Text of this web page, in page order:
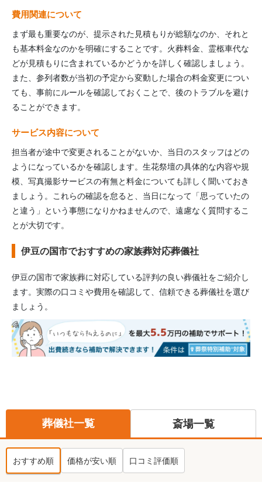
費用関連について
まず最も重要なのが、提示された見積もりが総額なのか、それと
も基本料金なのかを明確にすることです。火葬料金、霊柩車代な
どが見積もりに含まれているかどうかを詳しく確認しましょう。
また、参列者数が当初の予定から変動した場合の料金変更につい
ても、事前にルールを確認しておくことで、後のトラブルを避け
ることができます。
サービス内容について
担当者が途中で変更されることがないか、当日のスタッフはどの
ようになっているかを確認します。生花祭壇の具体的な内容や規
模、写真撮影サービスの有無と料金についても詳しく聞いておき
ましょう。これらの確認を怠ると、当日になって「思っていたの
と違う」という事態になりかねませんので、遠慮なく質問するこ
とが大切です。
伊豆の国市でおすすめの家族葬対応葬儀社
伊豆の国市で家族葬に対応している評判の良い葬儀社をご紹介し
ます。実際の口コミや費用を確認して、信頼できる葬儀社を選び
ましょう。
葬儀社一覧 斎場一覧
おすすめ順 価格が安い順 口コミ評価順